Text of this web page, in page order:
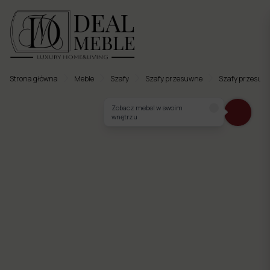
Strona główna Meble Szafy Szafy przesuwne Szafy
Zobacz mebel w swoim
wnętrzu